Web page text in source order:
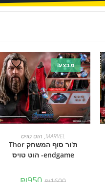
מבצע!
הוספה לסל
MARVEL
, הוט טויס
ת'ור סוף המשחק Thor
endgame- הוט טויס